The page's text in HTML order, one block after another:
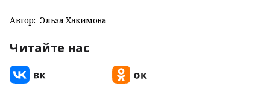
Автор: Эльза Хакимова
Читайте нас